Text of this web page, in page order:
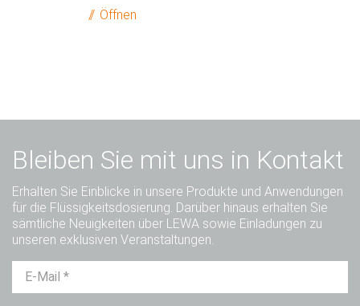
Öffnen
Bleiben Sie mit uns in Kontakt
Erhalten Sie Einblicke in unsere Produkte und Anwendungen
für die Flüssigkeitsdosierung. Darüber hinaus erhalten Sie
sämtliche Neuigkeiten über LEWA sowie Einladungen zu
unseren exklusiven Veranstaltungen.